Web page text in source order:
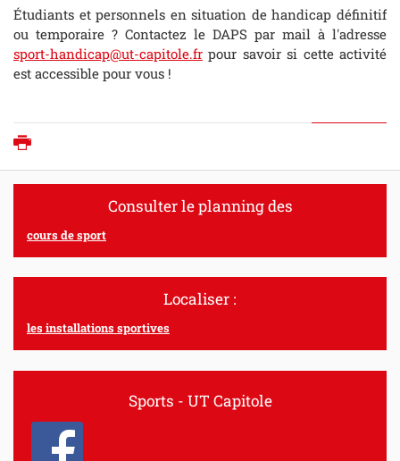
Étudiants et personnels en situation de handicap définitif
ou temporaire ? Contactez le DAPS par mail à l'adresse
sport-handicap@ut-capitole.fr pour savoir si cette activité
est accessible pour vous !
Consulter le planning des
cours de sport
Localiser :
les installations sportives
Sports - UT Capitole